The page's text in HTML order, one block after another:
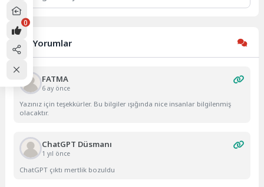
Son Yorumlar
FATMA
6 ay önce
Yazınız için teşekkürler. Bu bilgiler ışığında nice insanlar bilgilenmiş
olacaktır.
ChatGPT Düsmanı
1 yıl önce
ChatGPT çıktı mertlik bozuldu
0